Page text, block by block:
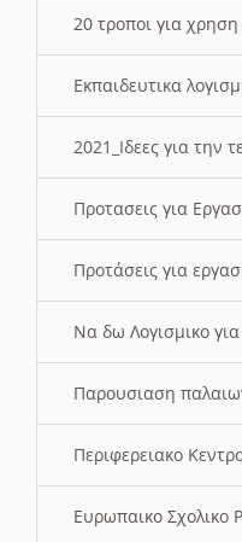
20 τροποι για
Εκπαιδευτικα
2021_Ιδεες για την
Προτασεις για
Προτάσεις για
Να δω Λογισμικο
Παρουσιαση
Περιφερειακο
Ευρωπαικο Σχολικο